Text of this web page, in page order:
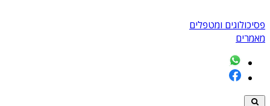
פסיכולוגים ומטפלים
מאמרים